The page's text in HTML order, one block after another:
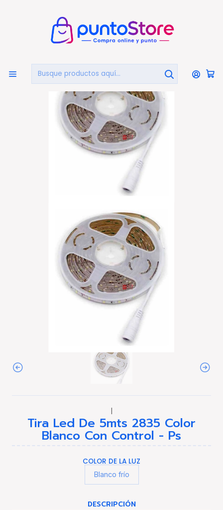
HOGAR Y DECORACIÓN Luces Decorativas
Tira Led De 5mts 2835 Color Blanco Con Control - Ps
|
Tira Led De 5mts 2835 Color
Blanco Con Control - Ps
COLOR DE LA LUZ
Blanco frío
DESCRIPCIÓN